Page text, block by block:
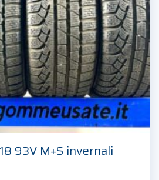
93V M+S invernali